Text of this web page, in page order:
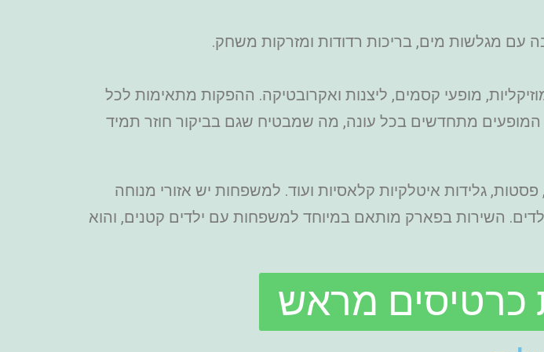
עם מגלשות מים, בריכות רדודות ומזרקות משחק.
מופעי קסמים, ליצנות ואקרובטיקה. ההפקות מתאימות לכל
המופעים מתחדשים בכל עונה, מה שמבטיח שגם בביקור חוזר תמיד
גלידות איטלקיות קלאסיות ועוד. למשפחות יש אזורי מנוחה
ילדים. השירות בפארק מותאם במיוחד למשפחות עם ילדים קטנים, והוא
כרטיסים מראש